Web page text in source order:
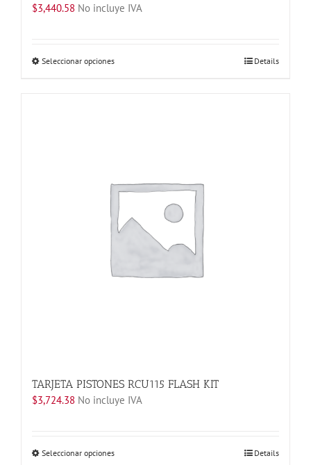
$3,440.58 No incluye IVA
Seleccionar opcionesEste
pueden
en
la
producto
Details
TARJETA PISTONES RCU115 FLASH KIT
$3,724.38 No incluye IVA
Seleccionar opcionesEste
Details